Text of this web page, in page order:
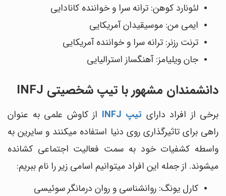
لئونارد کوهن: ترانه ‎سرا و خواننده کانادایی
ایمی من: موسیقیدان آمریکایی
ترنت رزنر: ترانه سرا و خواننده آمریکایی
جان ویلیامز: آهنگ‎ساز استرالیایی
دانشمندان مشهور با تیپ شخصیتی INFJ
برخی از افراد دارای تیپ INFJ
از کاوش علمی به عنوان
راهی برای تاثیرگذاری روی دنیا استفاده می‎کنند و سایرین به
واسطه کشفیات خود به سمت فعالیت اجتماعی کشانده
می‎شوند. از جمله این افراد می‎توانیم اسامی زیر را نام ببریم:
کارل یونگ: روانشناسی و روان‎ درمانگر سوئیسی